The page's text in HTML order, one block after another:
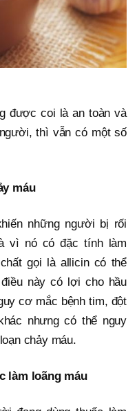
được coi là an toàn và
thì vẫn có một số
máu
những người bị rối
vì nó có đặc tính làm
gọi là allicin có thể
này có lợi cho hầu
cơ mắc bệnh tim, đột
nhưng có thể nguy
chảy máu.
làm loãng máu